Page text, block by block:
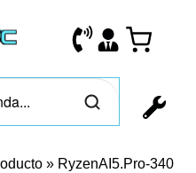
» RyzenAI5.Pro-340